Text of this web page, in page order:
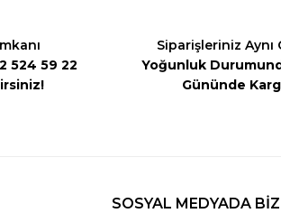
524 59 22
Siparişleriniz Aynı
Yoğunluk
Gününde
SOSYAL MEDYADA BİZ